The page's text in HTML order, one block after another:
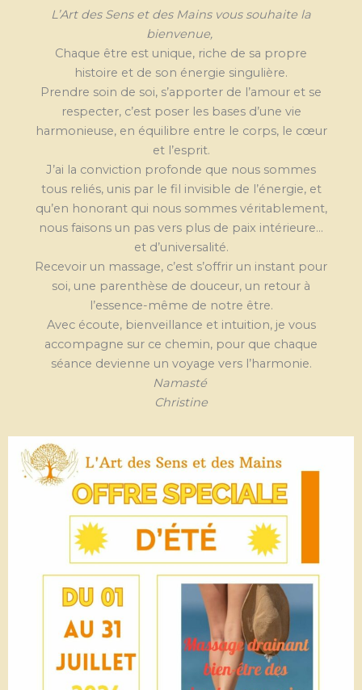
L’Art des Sens et des Mains vous souhaite la
bienvenue,
Chaque être est unique, riche de sa propre
histoire et de son énergie singulière.
Prendre soin de soi, s’apporter de l’amour et se
respecter, c’est poser les bases d’une vie
harmonieuse, en équilibre entre le corps, le cœur
et l’esprit.
J’ai la conviction profonde que nous sommes
tous reliés, unis par le fil invisible de l’énergie, et
qu’en honorant qui nous sommes véritablement,
nous faisons un pas vers plus de paix intérieure…
et d’universalité.
Recevoir un massage, c’est s’offrir un instant pour
soi, une parenthèse de douceur, un retour à
l’essence-même de notre être.
Avec écoute, bienveillance et intuition, je vous
accompagne sur ce chemin, pour que chaque
séance devienne un voyage vers l’harmonie.
Namasté
Christine